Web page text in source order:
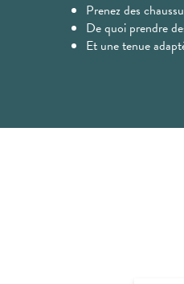
Prenez des
De quoi prendre
Et une tenue